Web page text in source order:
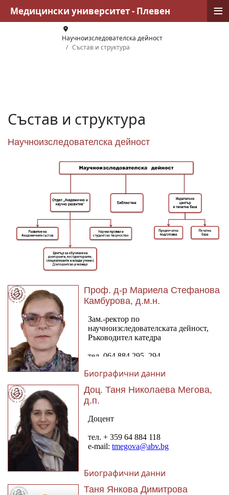
Научноизследователска дейност
Състав и структура
Състав и структура
Научноизследователска дейност
Проф. д-р Мариела Стефанова
Камбурова, д.м.н.
Биографични данни
Доц. Таня Николаева Мегова,
д.п.
Биографични данни
Таня Янкова Димитрова
Медицински университет - Плевен ≡